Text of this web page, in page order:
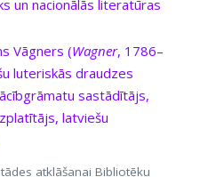
un nacionālās literatūras
Vāgners (Wagner, 1786–
luteriskās draudzes
sastādītājs,
latviešu
atklāšanai Bibliotēku